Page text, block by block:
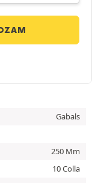
Gabals
250 Mm
10 Colla